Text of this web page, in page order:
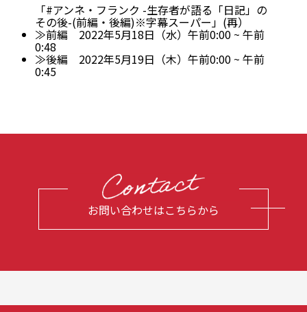
「#アンネ・フランク -生存者が語る「日記」の
その後-(前編・後編)※字幕スーパー」(再）
≫前編 2022年5月18日（水）午前0:00 ~ 午前
0:48
≫後編 2022年5月19日（木）午前0:00 ~ 午前
0:45
お問い合わせはこちらから